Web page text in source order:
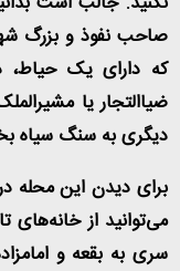
صاحب نفوذ و بزرگ
که دارای یک حیاط،
ضیاالتجار یا
دیگری به سنگ سیاه
برای دیدن این محله
می‌توانید از
سری به بقعه و